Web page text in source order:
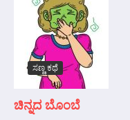
ಸಣ್ಣ ಕಥೆ
ಚಿನ್ನದ ಬೊಂಬೆ